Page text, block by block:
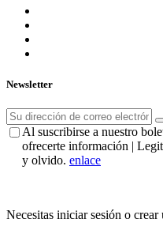
Newsletter
Al suscribirse a nuestro
ofrecerte información |
y olvido. enlace
Necesitas iniciar sesión o crear